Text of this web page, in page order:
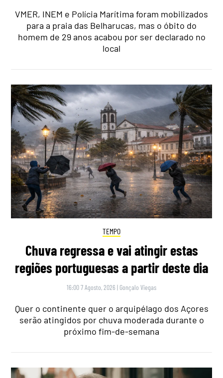
VMER, INEM e Polícia Marítima foram mobilizados
para a praia das Belharucas, mas o óbito do
homem de 29 anos acabou por ser declarado no
local
TEMPO
Chuva regressa e vai atingir estas
regiões portuguesas a partir deste dia
16:00 7 Agosto, 2026 | Gonçalo Viegas
Quer o continente quer o arquipélago dos Açores
serão atingidos por chuva moderada durante o
próximo fim-de-semana